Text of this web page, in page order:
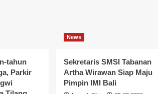
tahun
Parkir
News
Sekretaris SMSI Tabanan
Artha Wirawan Siap Maju
Pimpin IMI Bali